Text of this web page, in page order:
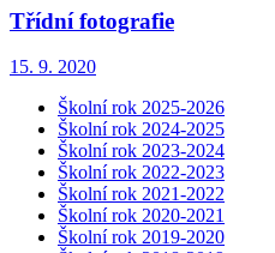
Třídní fotografie
15. 9. 2020
Školní rok 2025-2026
Školní rok 2024-2025
Školní rok 2023-2024
Školní rok 2022-2023
Školní rok 2021-2022
Školní rok 2020-2021
Školní rok 2019-2020